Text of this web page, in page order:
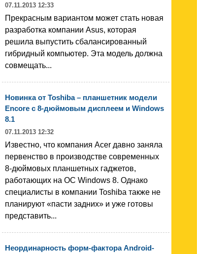
07.11.2013 12:33
Прекрасным вариантом может стать новая
разработка компании Asus, которая
решила выпустить сбалансированный
гибридный компьютер. Эта модель должна
совмещать...
Новинка от Toshiba – планшетник модели
Encore с 8-дюймовым дисплеем и Windows
8.1
07.11.2013 12:32
Известно, что компания Acer давно заняла
первенство в производстве современных
8-дюймовых планшетных гаджетов,
работающих на ОС Windows 8. Однако
специалисты в компании Toshiba также не
планируют «пасти задних» и уже готовы
представить...
Неординарность форм-фактора Android-